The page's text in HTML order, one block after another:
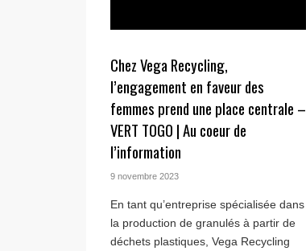
Chez Vega Recycling,
l’engagement en faveur des
femmes prend une place centrale –
VERT TOGO | Au coeur de
l’information
9 novembre 2023
En tant qu’entreprise spécialisée dans
la production de granulés à partir de
déchets plastiques, Vega Recycling